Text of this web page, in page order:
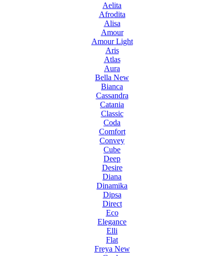
Aelita
Afrodita
Alisa
Amour
Amour Light
Aris
Atlas
Aura
Bella New
Bianca
Cassandra
Catania
Classic
Coda
Comfort
Convey
Cube
Deep
Desire
Diana
Dinamika
Dipsa
Direct
Eco
Elegance
Elli
Flat
Freya New